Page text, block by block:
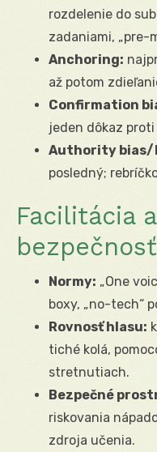
rozdelenie do
zadaniami, „pre-
Anchoring:
až potom
Confirmation
jeden dôkaz
Authority bias/
posledný;
Facilitácia
bezpečnosť
Normy: „One
boxy, „no-tech“
Rovnosť hlasu:
tiché kolá,
stretnutiach.
Bezpečné
riskovania
zdroja učenia.